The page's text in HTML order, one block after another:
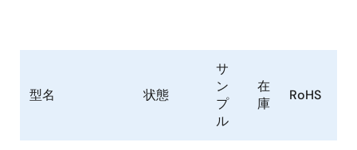
型名 状態
サ
ン
プ
ル
在
庫
RoHS